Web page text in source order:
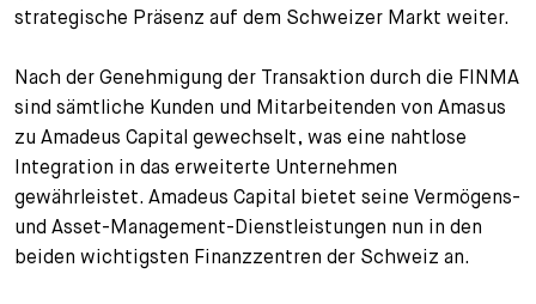
Assistenzen
strategische Präsenz auf dem Schweizer Markt weiter.
Nach der Genehmigung der Transaktion durch die FINMA
sind sämtliche Kunden und Mitarbeitenden von Amasus
zu Amadeus Capital gewechselt, was eine nahtlose
Integration in das erweiterte Unternehmen
gewährleistet. Amadeus Capital bietet seine Vermögens-
und Asset-Management-Dienstleistungen nun in den
beiden wichtigsten Finanzzentren der Schweiz an.